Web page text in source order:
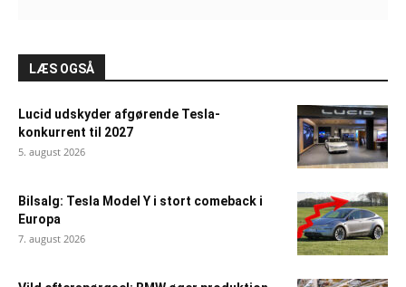
LÆS OGSÅ
Lucid udskyder afgørende Tesla-
konkurrent til 2027
5. august 2026
Bilsalg: Tesla Model Y i stort comeback i
Europa
7. august 2026